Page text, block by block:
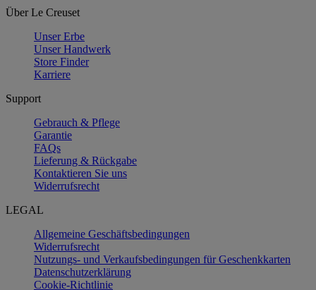
Über Le Creuset
Unser Erbe
Unser Handwerk
Store Finder
Karriere
Support
Gebrauch & Pflege
Garantie
FAQs
Lieferung & Rückgabe
Kontaktieren Sie uns
Widerrufsrecht
LEGAL
Allgemeine Geschäftsbedingungen
Widerrufsrecht
Nutzungs- und Verkaufsbedingungen für Geschenkkarten
Datenschutzerklärung
Cookie-Richtlinie